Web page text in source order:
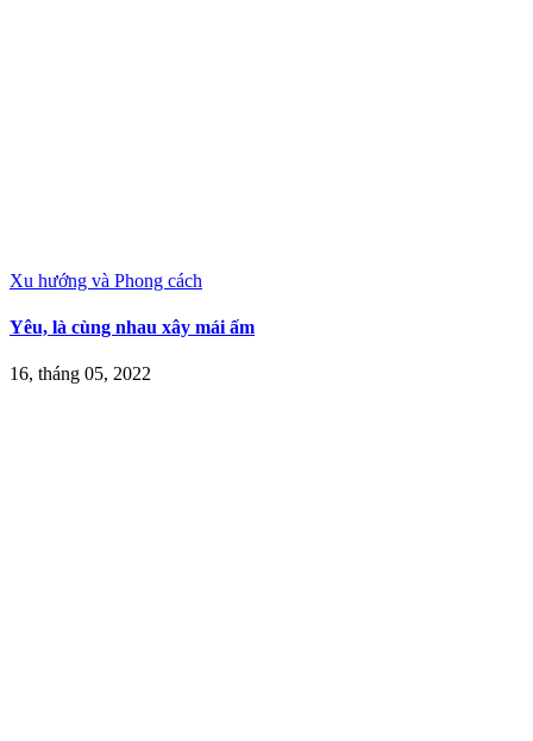
Xu hướng và Phong cách
Yêu, là cùng nhau xây mái ấm
16, tháng 05, 2022